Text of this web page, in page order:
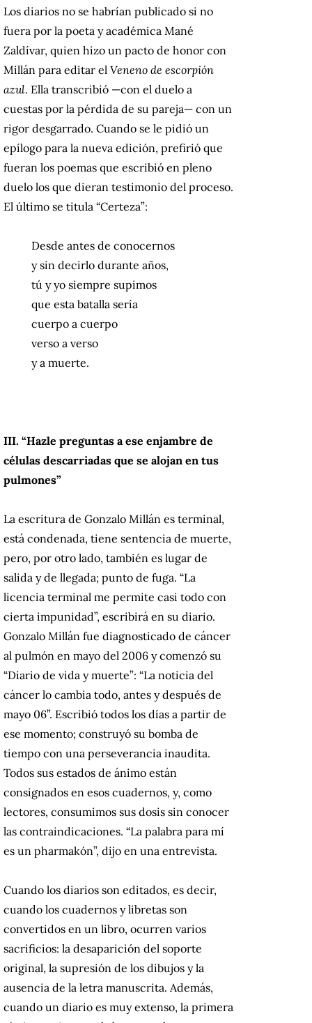
Los diarios no se habrían publicado si no
fuera por la poeta y académica Mané
Zaldívar, quien hizo un pacto de honor con
Millán para editar el Veneno de escorpión
azul. Ella transcribió —con el duelo a
cuestas por la pérdida de su pareja— con un
rigor desgarrado. Cuando se le pidió un
epílogo para la nueva edición, prefirió que
fueran los poemas que escribió en pleno
duelo los que dieran testimonio del proceso.
El último se titula “Certeza”:
Desde antes de conocernos
y sin decirlo durante años,
tú y yo siempre supimos
que esta batalla sería
cuerpo a cuerpo
verso a verso
y a muerte.
III. “Hazle preguntas a ese enjambre de
células descarriadas que se alojan en tus
pulmones”
La escritura de Gonzalo Millán es terminal,
está condenada, tiene sentencia de muerte,
pero, por otro lado, también es lugar de
salida y de llegada; punto de fuga. “La
licencia terminal me permite casi todo con
cierta impunidad”, escribirá en su diario.
Gonzalo Millán fue diagnosticado de cáncer
al pulmón en mayo del 2006 y comenzó su
“Diario de vida y muerte”: “La noticia del
cáncer lo cambia todo, antes y después de
mayo 06”. Escribió todos los días a partir de
ese momento; construyó su bomba de
tiempo con una perseverancia inaudita.
Todos sus estados de ánimo están
consignados en esos cuadernos, y, como
lectores, consumimos sus dosis sin conocer
las contraindicaciones. “La palabra para mí
es un pharmakón”, dijo en una entrevista.
Cuando los diarios son editados, es decir,
cuando los cuadernos y libretas son
convertidos en un libro, ocurren varios
sacrificios: la desaparición del soporte
original, la supresión de los dibujos y la
ausencia de la letra manuscrita. Además,
cuando un diario es muy extenso, la primera